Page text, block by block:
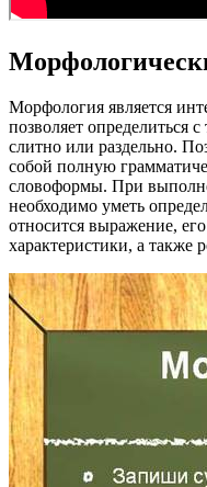
Морфология является
позволяет определиться
слитно или раздельно.
собой полную
словоформы. При
необходимо уметь
относится выражение,
характеристики, а также